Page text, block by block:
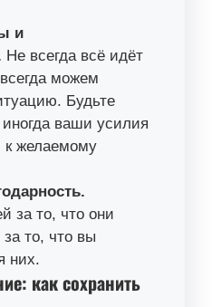
и
Не всегда всё идёт
можем
Будьте
иногда ваши усилия
к желаемому
за то, что они
то, что вы
них.
как сохранить